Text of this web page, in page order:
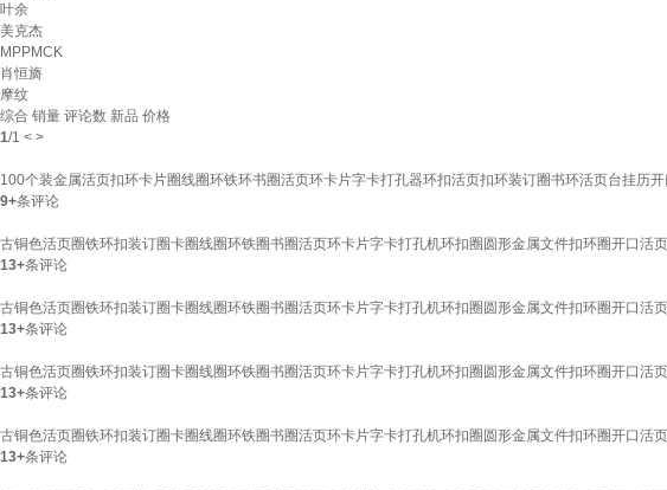
叶余
美克杰
MPPMCK
肖恒旖
摩纹
综合 销量 评论数 新品 价格
1/1 < >
100个装金属活页扣环卡片圈线圈环铁环书圈活页环卡片字卡打孔器环扣活页扣环装订圈书环活页台挂历
9+条评论
古铜色活页圈铁环扣装订圈卡圈线圈环铁圈书圈活页环卡片字卡打孔机环扣圈圆形金属文件扣环圈开口活
13+条评论
古铜色活页圈铁环扣装订圈卡圈线圈环铁圈书圈活页环卡片字卡打孔机环扣圈圆形金属文件扣环圈开口活
13+条评论
古铜色活页圈铁环扣装订圈卡圈线圈环铁圈书圈活页环卡片字卡打孔机环扣圈圆形金属文件扣环圈开口活
13+条评论
古铜色活页圈铁环扣装订圈卡圈线圈环铁圈书圈活页环卡片字卡打孔机环扣圈圆形金属文件扣环圈开口活
13+条评论